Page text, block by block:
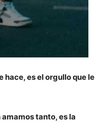
hace, es el orgullo que le
tanto, es la